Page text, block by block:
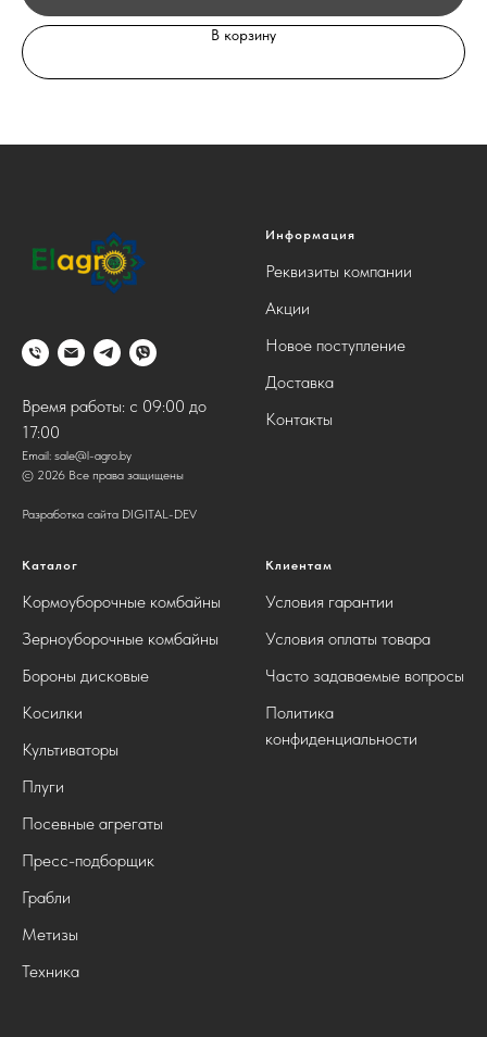
В корзину
Время работы: с 09:00 до
17:00
Email: sale@l-agro.by
© 2026 Все права защищены
Разработка сайта DIGITAL-DEV
Информация
Реквизиты компании
Акции
Новое поступление
Доставка
Контакты
Каталог
Кормоуборочные комбайны
Зерноуборочные комбайны
Бороны дисковые
Косилки
Культиваторы
Плуги
Посевные агрегаты
Пресс-подборщик
Грабли
Метизы
Техника
Клиентам
Условия гарантии
Условия оплаты товара
Часто задаваемые вопросы
Политика
конфиденциальности